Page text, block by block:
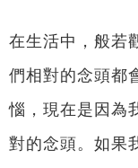
在生活中，般若
們相對的念頭都
惱，現在是因為
對的念頭。如果